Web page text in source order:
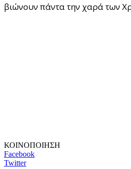
βιώνουν πάντα την χαρά των
ΚΟΙΝΟΠΟΙΗΣΗ
Facebook
Twitter